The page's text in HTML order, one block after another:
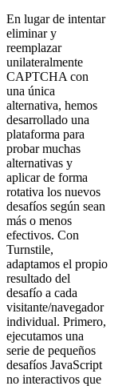
En lugar de intentar
eliminar y
reemplazar
unilateralmente
CAPTCHA con
una única
alternativa, hemos
desarrollado una
plataforma para
probar muchas
alternativas y
aplicar de forma
rotativa los nuevos
desafíos según sean
más o menos
efectivos. Con
Turnstile,
adaptamos el propio
resultado del
desafío a cada
visitante/navegador
individual. Primero,
ejecutamos una
serie de pequeños
desafíos JavaScript
no interactivos que